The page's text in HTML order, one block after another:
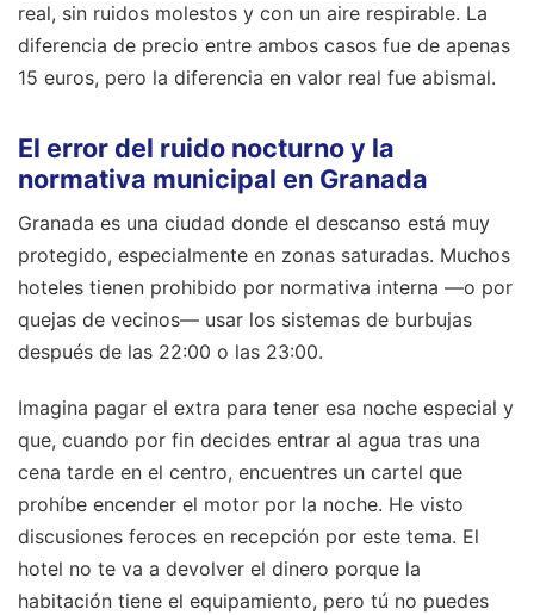
real, sin ruidos molestos y con un aire respirable. La
diferencia de precio entre ambos casos fue de apenas
15 euros, pero la diferencia en valor real fue abismal.
El error del ruido nocturno y la
normativa municipal en Granada
Granada es una ciudad donde el descanso está muy
protegido, especialmente en zonas saturadas. Muchos
hoteles tienen prohibido por normativa interna —o por
quejas de vecinos— usar los sistemas de burbujas
después de las 22:00 o las 23:00.
Imagina pagar el extra para tener esa noche especial y
que, cuando por fin decides entrar al agua tras una
cena tarde en el centro, encuentres un cartel que
prohíbe encender el motor por la noche. He visto
discusiones feroces en recepción por este tema. El
hotel no te va a devolver el dinero porque la
habitación tiene el equipamiento, pero tú no puedes